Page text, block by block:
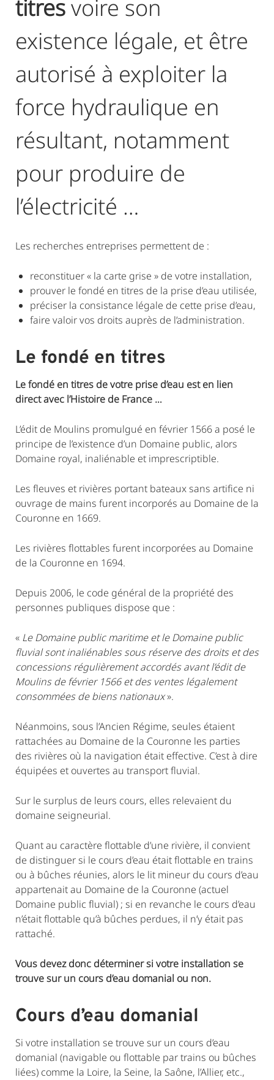
titresvoire son
existence légale, et être
autorisé à exploiter la
force hydraulique en
résultant, notamment
pour produire de
l’électricité …
Les recherches entreprises permettent de :
reconstituer « la carte grise » de votre installation,
prouver le fondé en titres de la prise d’eau utilisée,
préciser la consistance légale de cette prise d’eau,
faire valoir vos droits auprès de l’administration.
Le fondé en titres
Le fondé en titres de votre prise d’eau est en lien
direct avec l’Histoire de France …
L’édit de Moulins promulgué en février 1566 a posé le
principe de l’existence d’un Domaine public, alors
Domaine royal, inaliénable et imprescriptible.
Les fleuves et rivières portant bateaux sans artifice ni
ouvrage de mains furent incorporés au Domaine de la
Couronne en 1669.
Les rivières flottables furent incorporées au Domaine
de la Couronne en 1694.
Depuis 2006, le code général de la propriété des
personnes publiques dispose que :
« Le Domaine public maritime et le Domaine public
fluvial sont inaliénables sous réserve des droits et des
concessions régulièrement accordés avant l’édit de
Moulins de février 1566 et des ventes légalement
consommées de biens nationaux».
Néanmoins, sous l’Ancien Régime, seules étaient
rattachées au Domaine de la Couronne les parties
des rivières où la navigation était effective. C’est à dire
équipées et ouvertes au transport fluvial.
Sur le surplus de leurs cours, elles relevaient du
domaine seigneurial.
Quant au caractère flottable d’une rivière, il convient
de distinguer si le cours d’eau était flottable en trains
ou à bûches réunies, alors le lit mineur du cours d’eau
appartenait au Domaine de la Couronne (actuel
Domaine public fluvial) ; si en revanche le cours d’eau
n’était flottable qu’à bûches perdues, il n’y était pas
rattaché.
Vous devez donc déterminer si votre installation se
trouve sur un cours d’eau domanial ou non.
Cours d’eau domanial
Si votre installation se trouve sur un cours d’eau
domanial (navigable ou flottable par trains ou bûches
liées) comme la Loire, la Seine, la Saône, l’Allier, etc.,